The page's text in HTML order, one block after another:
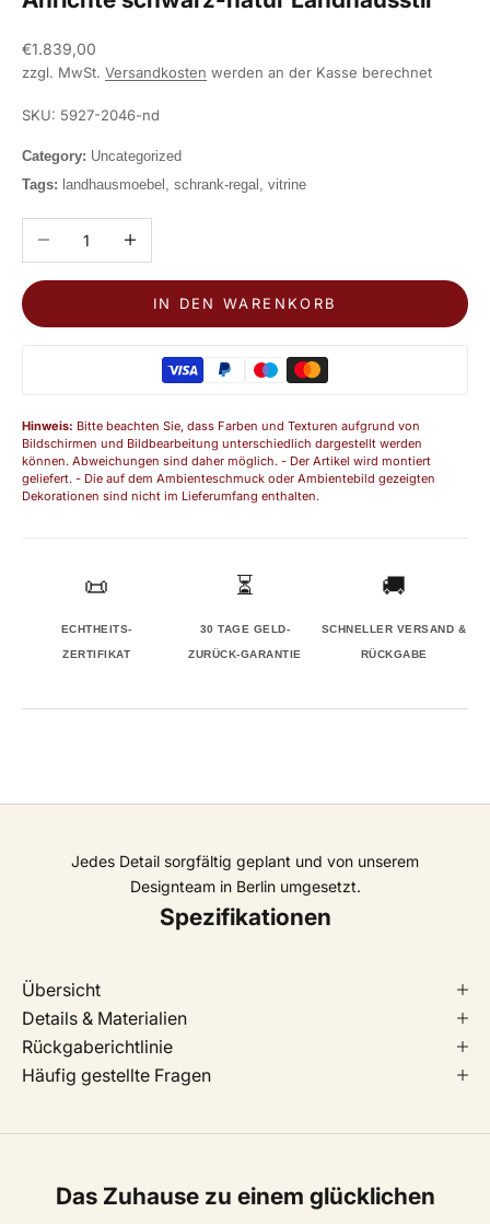
Angebot
€1.839,00
zzgl. MwSt. Versandkosten werden an der Kasse berechnet
SKU: 5927-2046-nd
Category: Uncategorized
Tags: landhausmoebel, schrank-regal, vitrine
Anzahl verringernAnzahl erhöhen
IN DEN WARENKORB
Hinweis: Bitte beachten Sie, dass Farben und Texturen aufgrund von
Bildschirmen und Bildbearbeitung unterschiedlich dargestellt werden
können. Abweichungen sind daher möglich. - Der Artikel wird montiert
geliefert. - Die auf dem Ambienteschmuck oder Ambientebild gezeigten
Dekorationen sind nicht im Lieferumfang enthalten.
📜
ECHTHEITS-
ZERTIFIKAT
⏳
30 TAGE GELD-
ZURÜCK-GARANTIE
🚚
SCHNELLER VERSAND &
RÜCKGABE
Jedes Detail sorgfältig geplant und von unserem
Designteam in Berlin umgesetzt.
Spezifikationen
Übersicht
Details & Materialien
Rückgaberichtlinie
Häufig gestellte Fragen
Das Zuhause zu einem glücklichen